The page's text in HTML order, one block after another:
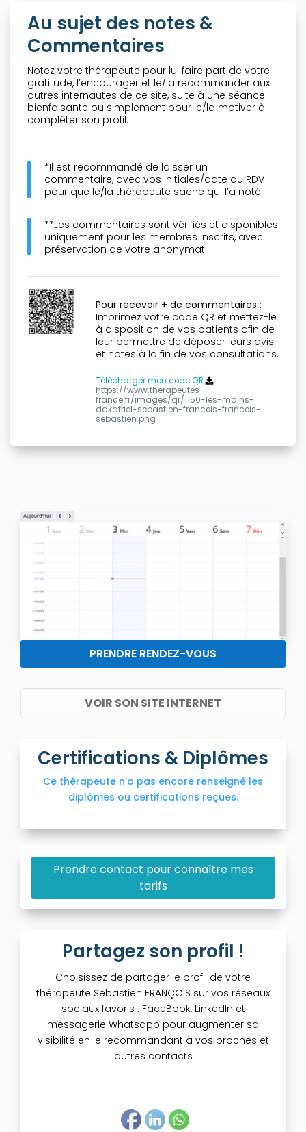
Au sujet des notes &
Commentaires
Notez votre thérapeute pour lui faire part de votre
gratitude, l’encourager et le/la recommander aux
autres internautes de ce site, suite à une séance
bienfaisante ou simplement pour le/la motiver à
compléter son profil.
*Il est recommandé de laisser un
commentaire, avec vos initiales/date du RDV
pour que le/la thérapeute sache qui l’a noté.
**Les commentaires sont vérifiés et disponibles
uniquement pour les membres inscrits, avec
préservation de votre anonymat.
Pour recevoir + de commentaires :
Imprimez votre code QR et mettez-le
à disposition de vos patients afin de
leur permettre de déposer leurs avis
et notes à la fin de vos consultations.
Télécharger mon code QR
https://www.therapeutes-
france.fr/images/qr/1150-les-mains-
dakatriel-sebastien-francois-francois-
sebastien.png
PRENDRE RENDEZ-VOUS
VOIR SON SITE INTERNET
Certifications & Diplômes
Ce thérapeute n'a pas encore renseigné les
diplômes ou certifications reçues.
Prendre contact pour connaître mes
tarifs
Partagez son profil !
Choisissez de partager le profil de votre
thérapeute Sebastien FRANÇOIS sur vos réseaux
sociaux favoris : FaceBook, LinkedIn et
messagerie Whatsapp pour augmenter sa
visibilité en le recommandant à vos proches et
autres contacts